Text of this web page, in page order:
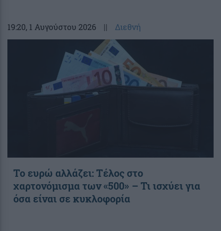
19:20, 1 Αυγούστου 2026 || Διεθνή
Το ευρώ αλλάζει: Τέλος στο
χαρτονόμισμα των «500» – Τι ισχύει για
όσα είναι σε κυκλοφορία